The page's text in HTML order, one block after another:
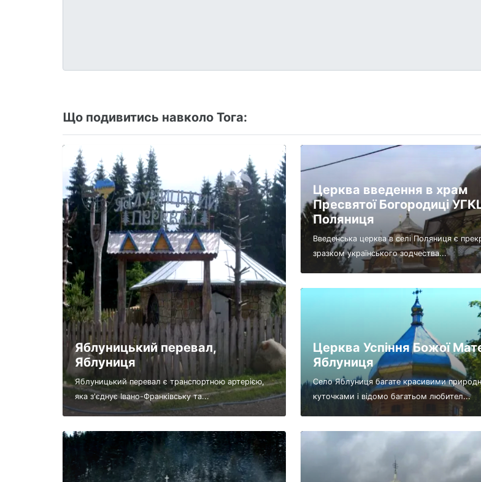
Що подивитись навколо Тога:
Яблуницький перевал,
Яблуниця
Яблуницький перевал є транспортною артерією,
яка з'єднує Івано-Франківську та...
Церква введення в храм
Пресвятої Богородиці
Поляниця
Введенська церква в селі Поляниця є
зразком українського зодчества...
Церква Успіння Божої
Яблуниця
Село Яблуниця багате красивими
куточками і відомо багатьом любител...